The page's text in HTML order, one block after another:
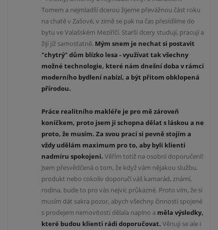
Tomem a nejmladší dcerou žijeme převážnou část roku
na chatě v Zašové, v zimě se pak na čas přesídlíme do
bytu ve Valašském Meziříčí. Starší dcery studují, pracují a
žijí již samostatně. Mým snem je nechat si postavit
"chytrý" dům blízko lesa -využívat tak všechny
možné technologie, které nám dnešní dobav rámci
moderního bydlenínabízí, a být přitom obklopená
přírodou.
Práce realitního makléře je pro mě zároveň
koníčkem, proto jsem ji schopna dělat s láskou a ne
proto, že musím. Za svou prací si pevně stojím a
vždy udělám maximum pro to, aby byli klienti
nadmíru spokojeni. Věřím totiž na osobní doporučení!
Jsem přesvědčená o tom, že když vám nějakou službu,
produkt nebo cokoliv doporučí váš kamarád, známí,
rodina, bude to pro vás nejvíc průkazné. Proto vím, že si
musím dát sakra pozor, abych všechny činnosti spojené
s prodejem nemovitosti dělala naplno a měla výsledky,
které budou klienti rádi doporučovat.Věnuji se ale i